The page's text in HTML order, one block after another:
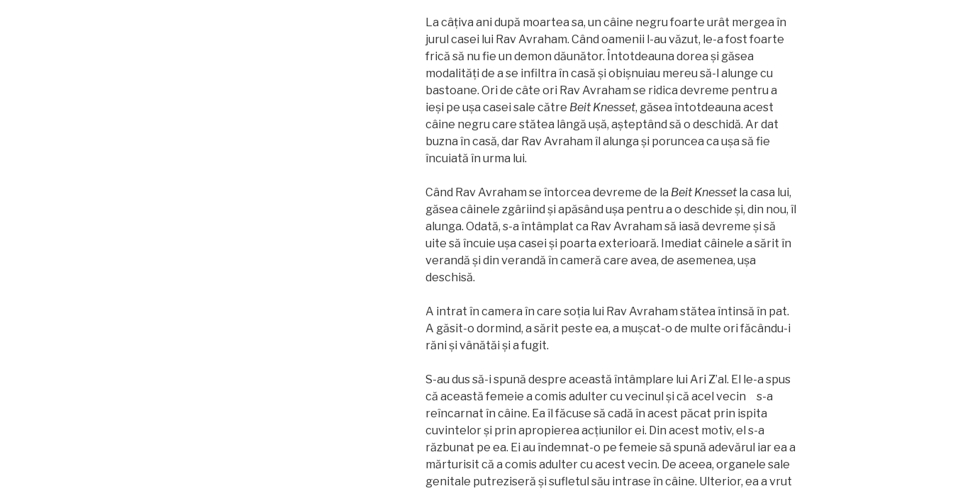
La câțiva ani după moartea sa, un câine negru foarte urât mergea în
jurul casei lui Rav Avraham. Când oamenii l-au văzut, le-a fost foarte
frică să nu fie un demon dăunător. Întotdeauna dorea și găsea
modalități de a se infiltra în casă și obișnuiau mereu să-l alunge cu
bastoane. Ori de câte ori Rav Avraham se ridica devreme pentru a
ieși pe ușa casei sale către Beit Knesset, găsea întotdeauna acest
câine negru care stătea lângă ușă, așteptând să o deschidă. Ar dat
buzna în casă, dar Rav Avraham îl alunga și poruncea ca ușa să fie
încuiată în urma lui.
Când Rav Avraham se întorcea devreme de la Beit Knessetla casa lui,
găsea câinele zgâriind și apăsând ușa pentru a o deschide și, din nou, îl
alunga. Odată, s-a întâmplat ca Rav Avraham să iasă devreme și să
uite să încuie ușa casei și poarta exterioară. Imediat câinele a sărit în
verandă și din verandă în cameră care avea, de asemenea, ușa
deschisă.
A intrat în camera în care soția lui Rav Avraham stătea întinsă în pat.
A găsit-o dormind, a sărit peste ea, a mușcat-o de multe ori făcându-i
răni și vânătăi și a fugit.
S-au dus să-i spună despre această întâmplare lui Ari Z’al. El le-a spus
că această femeie a comis adulter cu vecinul și că acel vecin s-a
reîncarnat în câine. Ea îl făcuse să cadă în acest păcat prin ispita
cuvintelor și prin apropierea acțiunilor ei. Din acest motiv, el s-a
răzbunat pe ea. Ei au îndemnat-o pe femeie să spună adevărul iar ea a
mărturisit că a comis adulter cu acest vecin. De aceea, organele sale
genitale putreziseră și sufletul său intrase în câine. Ulterior, ea a vrut